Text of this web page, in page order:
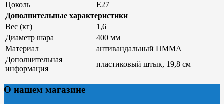
Цоколь
E27
Дополнительные характеристики
Вес (кг)
1,6
Диаметр шара
400 мм
Материал
антивандальный ПММА
Дополнительная
информация
пластиковый штык, 19,8 см
О нашем магазине